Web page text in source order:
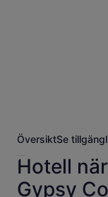
ÖversiktSe
Hotell
Gypsy